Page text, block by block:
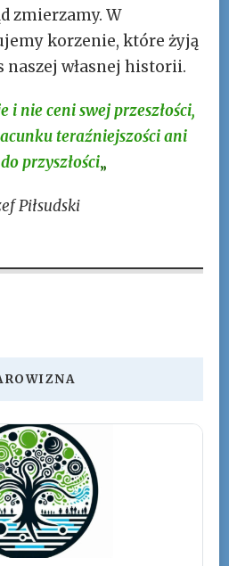
zmierzamy. W
korzenie, które żyją
naszej własnej historii.
i nie ceni swej przeszłości,
teraźniejszości ani
przyszłości„
Piłsudski